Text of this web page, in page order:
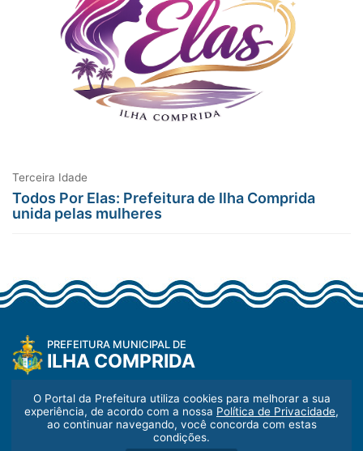
Terceira Idade
Todos Por Elas: Prefeitura de Ilha Comprida
unida pelas mulheres
PREFEITURA MUNICIPAL DE
ILHA COMPRIDA
Endereço:
Av. Beira Mar n° 11.000
O Portal da Prefeitura utiliza cookies para melhorar a sua
experiência, de acordo com a nossa Política de Privacidade,
ao continuar navegando, você concorda com estas
condições.